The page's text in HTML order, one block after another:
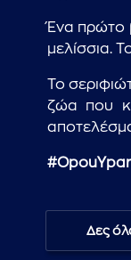
Ένα πρώτο
μελίσσια.
Το
ζώα που
Δες